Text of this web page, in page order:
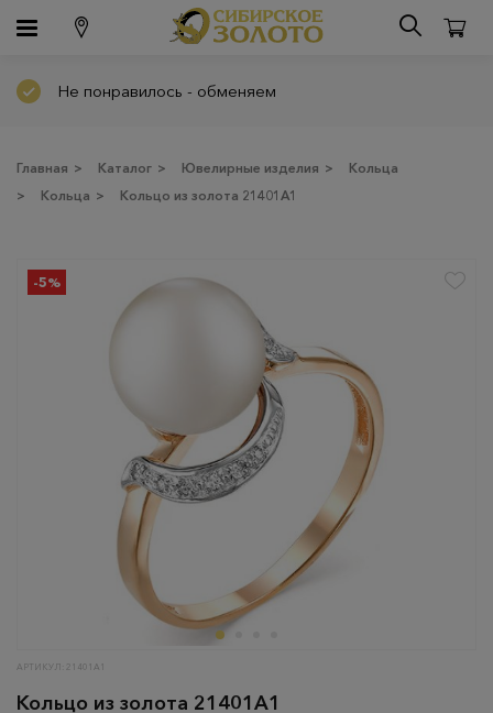
Не понравилось - обменяем
Главная > Каталог > Ювелирные изделия >
Кольца
>
Кольца > Кольцо из золота 21401A1
-5%
АРТИКУЛ: 21401A1
Кольцо из золота 21401A1